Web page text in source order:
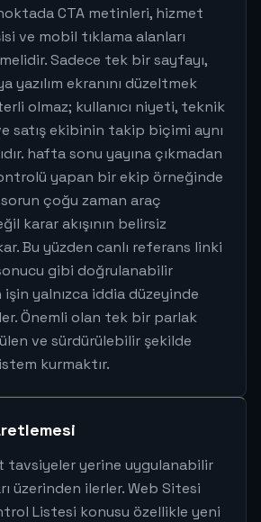
CTA metinleri, hizmet
ve mobil tıklama alanları
Sadece tek bir sayfayı,
yazılım ekranını düzeltmek
olmaz; kullanıcı niyeti, teknik
satış ekibinin takip biçimi aynı
hafta sonu yayına çıkmadan
yapan bir ekip örneğinde
çoğu zaman araç
karar akışının belirsiz
Bu yüzden canlı referans linki
gibi doğrulanabilir
işin yalnızca iddia düzeyinde
Önemli olan tek bir parlak
ve sürdürülebilir şekilde
kurmaktır.
tavsiyeler yerine uygulanabilir
üzerinden ilerler. Web Sitesi
Listesi konusu özellikle yeni